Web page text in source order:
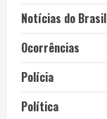
Notícias do Brasil
Ocorrências
Polícia
Política